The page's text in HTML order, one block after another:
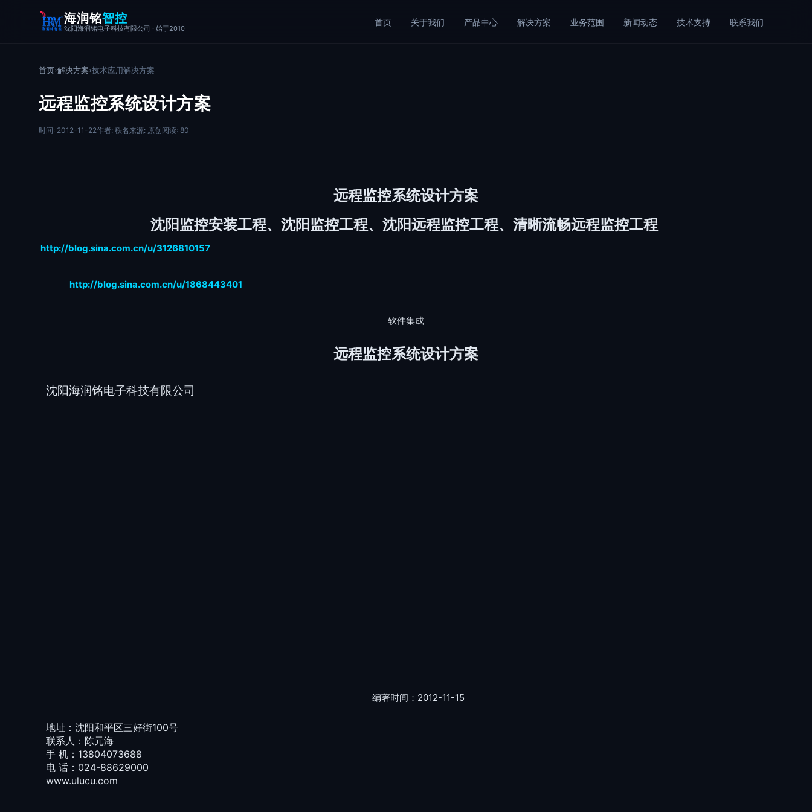
海润铭智控
沈阳海润铭电子科技有限公司 · 始于2010
首页 关于我们 产品中心 解决方案 业务范围 新闻动态 技术支持 联系我们
首页›解决方案›技术应用解决方案
远程监控系统设计方案
时间: 2012-11-22作者: 秩名来源: 原创阅读: 80
远程监控系统设计方案
沈阳监控安装工程、沈阳监控工程、沈阳远程监控工程、清晰流畅远程监控工程
http://blog.sina.com.cn/u/3126810157
http://blog.sina.com.cn/u/1868443401
软件集成
远程监控系统设计方案
沈阳海润铭电子科技有限公司
编著时间：2012-11-15
地址：沈阳和平区三好街100号
联系人：陈元海
手 机： 13804073688
电 话： 024-88629000
www.ulucu.com